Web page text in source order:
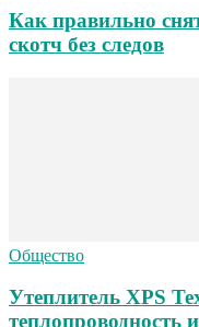
Как правильно
скотч без следов
Общество
Утеплитель XPS
теплопроводность